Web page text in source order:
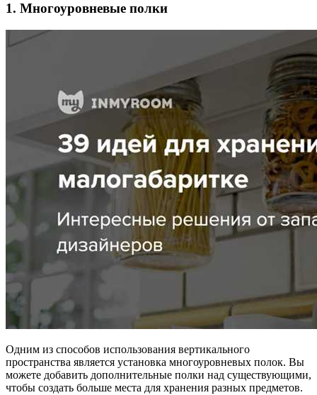
1. Многоуровневые полки
Одним из способов использования вертикального
пространства является установка многоуровневых полок. Вы
можете добавить дополнительные полки над существующими,
чтобы создать больше места для хранения разных предметов.